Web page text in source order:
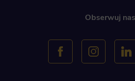
Obserwuj nas